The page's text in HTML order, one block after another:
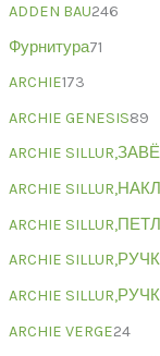
ADDEN BAU246
Фурнитура71
ARCHIE173
ARCHIE GENESIS89
ARCHIE
ARCHIE
ARCHIE
ARCHIE
ARCHIE
ARCHIE VERGE24